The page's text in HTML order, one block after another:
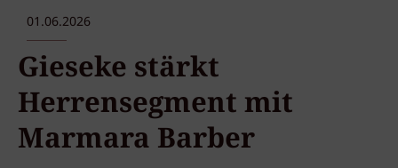
01.06.2026
Gieseke stärkt
Herrensegment mit
Marmara Barber